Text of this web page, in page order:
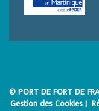
© PORT DE FORT DE
Gestion des Cookies |